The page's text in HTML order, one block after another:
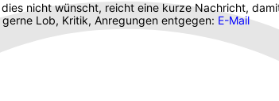
nicht wünscht, reicht eine kurze Nachricht,
Lob, Kritik, Anregungen entgegen: E-Mail